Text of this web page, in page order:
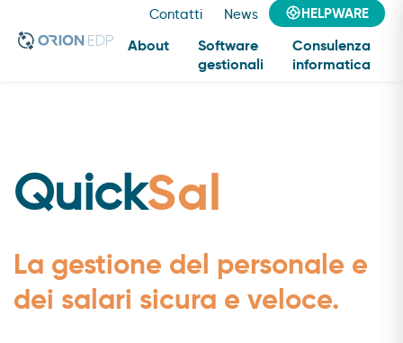
Contatti News HELPWARE
About
Software
gestionali
Consulenza
informatica
QuickSal
La gestione del personale e
dei salari sicura e veloce.